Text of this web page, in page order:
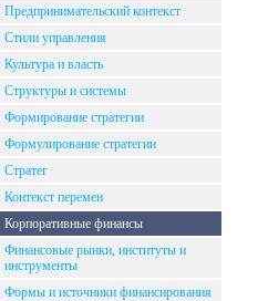
Предпринимательский контекст
Стили управления
Культура и власть
Структуры и системы
Формирование стратегии
Формулирование стратегии
Стратег
Контекст перемен
Корпоративные финансы
Финансовые рынки, институты и
инструменты
Формы и источники финансирования